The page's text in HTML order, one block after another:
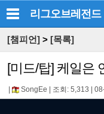
리그오브레전드
[챔피언] > [목록]
[미드/탑] 케일은
SongEe 조회: 5,313